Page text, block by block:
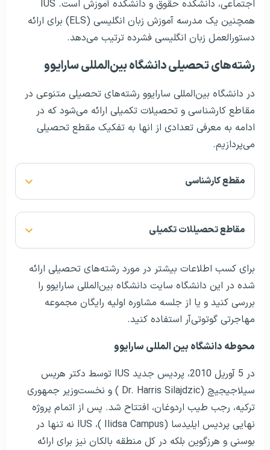
اجتماعی، دانشکده حقوق و دانشکده آموزش است. IUS
همچنین یک مدرسه آموزش زبان انگلیسی (ELS) برای ارائه
دستورالعمل زبان انگلیسی فشرده ترتیب می‌دهد.
رشته‌های تحصیلی دانشگاه بین‌المللی سارایوو
در دانشگاه بین‌المللی سارایوو رشته‌های تحصیلی متنوعی در
مقاطع کارشناسی و تحصیلات تکمیلی ارائه می‌شود که در
ادامه به معرفی تعدادی از انها به تفکیک مقطع تحصیلی
می‌پردازیم.
مقطع کارشناسی
مقاطع تحصیللات تکمیلی
برای کسب اطلاعات بیشتر در مورد رشته‌های تحصیلی ارائه
شده در این دانشگاه سایت دانشگاه بین‌المللی سارایوو را
بررسی کنید و یا از جلسه مشاوره اولیه رایگان مجموعه
مهاجرتی گوتوتی‌آر استفاده کنید.
محوطه دانشگاه بین المللی سارایوو
در 5 آوریل 2010، پردیس جدید IUS توسط دکتر هریس
سیلاجیجیچ (Dr. Harris Silajdzic ) و نخست‌وزیر جمهوری
ترکیه، رجب طیب اردوغان، افتتاح شد. پس از اتمام پروژه
نهایی پردیس ایلیدسا (Ilidsa Campus )، IUS نه ‌تنها در
بوسنی و هرزگوین بلکه در کل منطقه بالکان نیز برای ارائه